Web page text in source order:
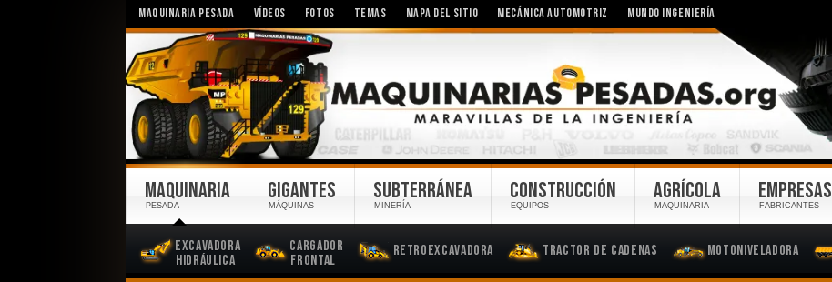
MAQUINARIA PESADA VÍDEOS FOTOS TEMAS MAPA DEL SITIO MECÁNICA AUTOMOTRIZ MUNDO INGENIERÍA
MAQUINARIA
PESADA
Excavadora
Hidráulica
Cargador
Frontal
Retroexcavadora Tractor de Cadenas Motoniveladora
GIGANTES
MÁQUINAS
SUBTERRÁNEA
MINERÍA
CONSTRUCCIÓN
EQUIPOS
AGRÍCOLA
MAQUINARIA
EMPRESAS
FABRICANTES